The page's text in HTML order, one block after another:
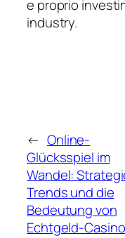
e proprio
industry.
← Online-
Glücksspiel im
Wandel:
Trends und die
Bedeutung von
Echtgeld-